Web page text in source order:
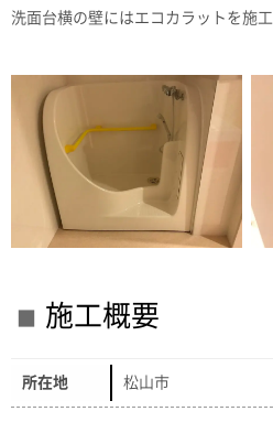
洗面台横の壁にはエコカラットを施工
施工概要
所在地 松山市